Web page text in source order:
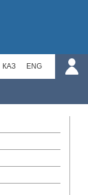
КАЗ ENG